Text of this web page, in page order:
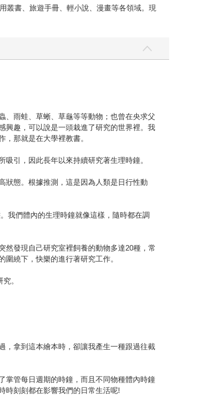
叢書、旅遊手冊、輕小說、漫畫等各領域。現
、雨蛙、草蜥、草龜等等動物；也曾在央求父
興趣，可以說是一頭栽進了研究的世界裡。我
那就是在大學裡教書。
引，因此長年以來持續研究著生理時鐘。
狀態。根據推測，這是因為人類是日行性動
我們體內的生理時鐘就像這樣，隨時都在調
然發現自己研究室裡飼養的動物多達20種，常
繞下，快樂的進行著研究工作。
。
，拿到這本繪本時，卻讓我產生一種跟過往截
掌管每日週期的時鐘，而且不同物種體內時鐘
時刻刻都在影響我們的日常生活呢!